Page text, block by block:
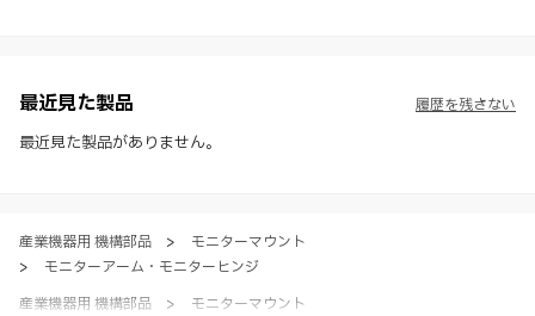
社製品の使用ご検討、又は販売促進目的の利用に限ります。
※ 本WEBサイト製品情報のご利用にあたっては、WEBサイト利用規
約、プライバシーポリシー、製品情報ガイドをご確認いただき、内容の
最近見た製品
最近見た製品がありません。
履歴を残さない
産業機器用 機構部品 >
モニターマウント
>
モニターアーム・モニターヒンジ
産業機器用 機構部品
>
モニターマウント